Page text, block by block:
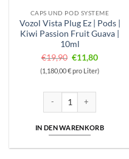
CAPS UND POD SYSTEME
Vozol Vista Plug Ez | Pods |
Kiwi Passion Fruit Guava |
10ml
€19,90 Ursprünglicher
Preis
€19,90
€11,80Aktueller
Preis
(1,180,00 € pro Liter)
IN DEN WARENKORB